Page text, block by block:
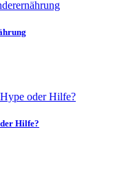
Hilfe?